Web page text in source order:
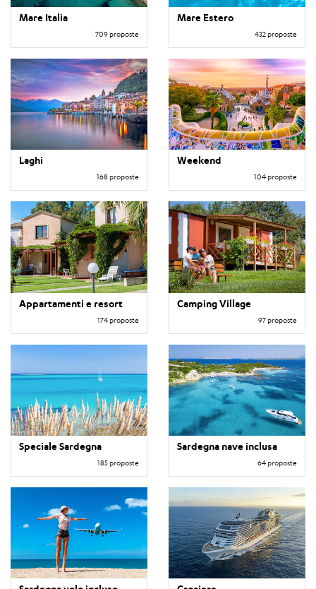
Mare Italia
709 proposte
Mare Estero
432 proposte
Laghi
168 proposte
Weekend
104 proposte
Appartamenti e resort
174 proposte
Camping Village
97 proposte
Speciale Sardegna
185 proposte
Sardegna nave inclusa
64 proposte